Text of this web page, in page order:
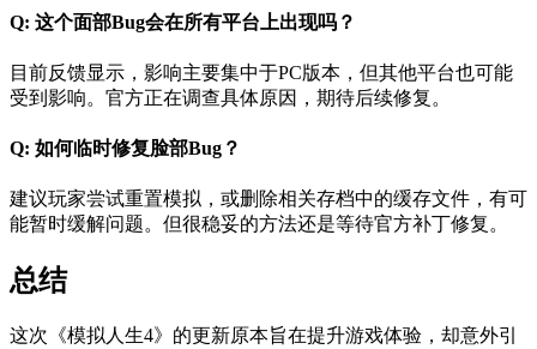
Q: 这个面部Bug会在所有平台上出现吗？
目前反馈显示，影响主要集中于PC版本，但其他平台也可能
受到影响。官方正在调查具体原因，期待后续修复。
Q: 如何临时修复脸部Bug？
建议玩家尝试重置模拟，或删除相关存档中的缓存文件，有可
能暂时缓解问题。但很稳妥的方法还是等待官方补丁修复。
总结
这次《模拟人生4》的更新原本旨在提升游戏体验，却意外引